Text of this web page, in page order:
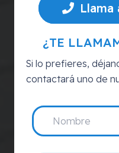
Llama
¿TE
Si lo prefieres,
contactará uno de